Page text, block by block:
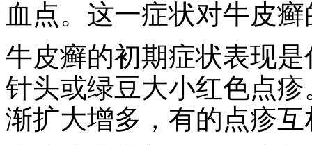
血点。这一症状对牛皮
牛皮癣的初期症状表现
针头或绿豆大小红色点
渐扩大增多，有的点疹